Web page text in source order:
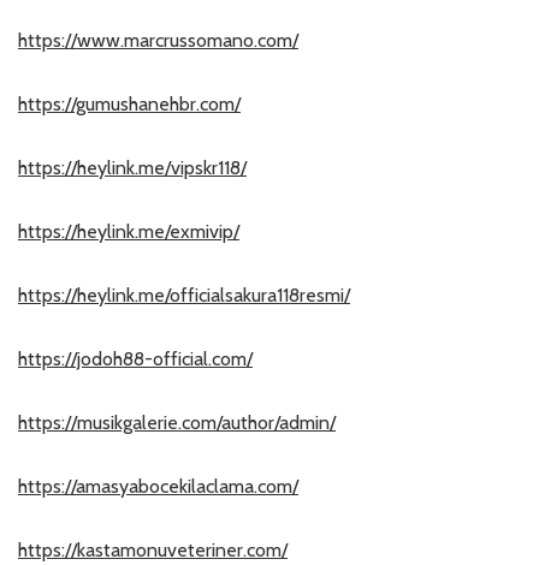
https://www.marcrussomano.com/
https://gumushanehbr.com/
https://heylink.me/vipskr118/
https://heylink.me/exmivip/
https://heylink.me/officialsakura118resmi/
https://jodoh88-official.com/
https://musikgalerie.com/author/admin/
https://amasyabocekilaclama.com/
https://kastamonuveteriner.com/